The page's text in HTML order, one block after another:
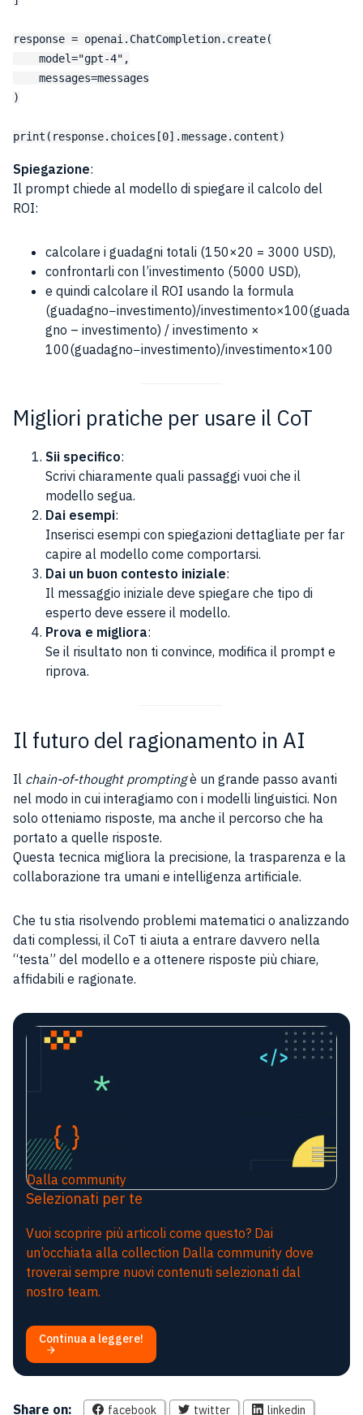
response = openai.ChatCompletion.create(
)
Spiegazione:
Il prompt chiede al modello di spiegare il calcolo del
ROI:
calcolare i guadagni totali (150×20 = 3000 USD),
confrontarli con l’investimento (5000 USD),
e quindi calcolare il ROI usando la formula
(guadagno−investimento)/investimento×100(guada
gno – investimento) / investimento ×
100(guadagno−investimento)/investimento×100
Migliori pratiche per usare il CoT
Sii specifico:
Scrivi chiaramente quali passaggi vuoi che il
modello segua.
Dai esempi:
Inserisci esempi con spiegazioni dettagliate per far
capire al modello come comportarsi.
Dai un buon contesto iniziale:
Il messaggio iniziale deve spiegare che tipo di
esperto deve essere il modello.
Prova e migliora:
Se il risultato non ti convince, modifica il prompt e
riprova.
Il futuro del ragionamento in AI
Il chain-of-thought promptingè un grande passo avanti
nel modo in cui interagiamo con i modelli linguistici. Non
solo otteniamo risposte, ma anche il percorso che ha
portato a quelle risposte.
Questa tecnica migliora la precisione, la trasparenza e la
collaborazione tra umani e intelligenza artificiale.
Che tu stia risolvendo problemi matematici o analizzando
dati complessi, il CoT ti aiuta a entrare davvero nella
“testa” del modello e a ottenere risposte più chiare,
affidabili e ragionate.
Dalla community
Selezionati per te
Vuoi scoprire più articoli come questo? Dai
un’occhiata alla collection Dalla community dove
troverai sempre nuovi contenuti selezionati dal
nostro team.
Continua a leggere!
Share on: facebook twitter linkedin